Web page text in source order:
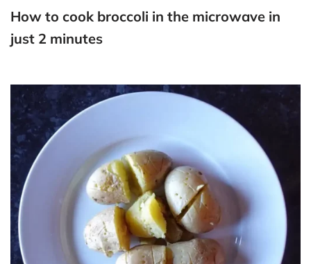
How to cook broccoli in the microwave in
just 2 minutes